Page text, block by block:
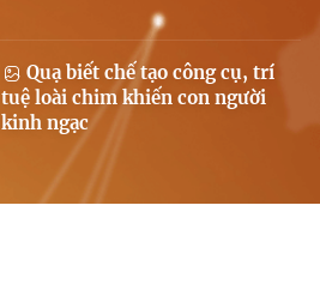
Quạ biết chế tạo công cụ, trí
tuệ loài chim khiến con người
kinh ngạc